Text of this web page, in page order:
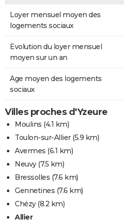
Loyer mensuel moyen des
logements sociaux
Evolution du loyer mensuel
moyen sur un an
Age moyen des logements
sociaux
Villes proches d'Yzeure
Moulins (4.1 km)
Toulon-sur-Allier(5.9 km)
Avermes (6.1 km)
Neuvy(7.5 km)
Bressolles (7.6 km)
Gennetines (7.6 km)
Chézy(8.2 km)
Allier